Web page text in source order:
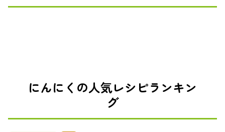
にんにくの人気レシピランキン
グ